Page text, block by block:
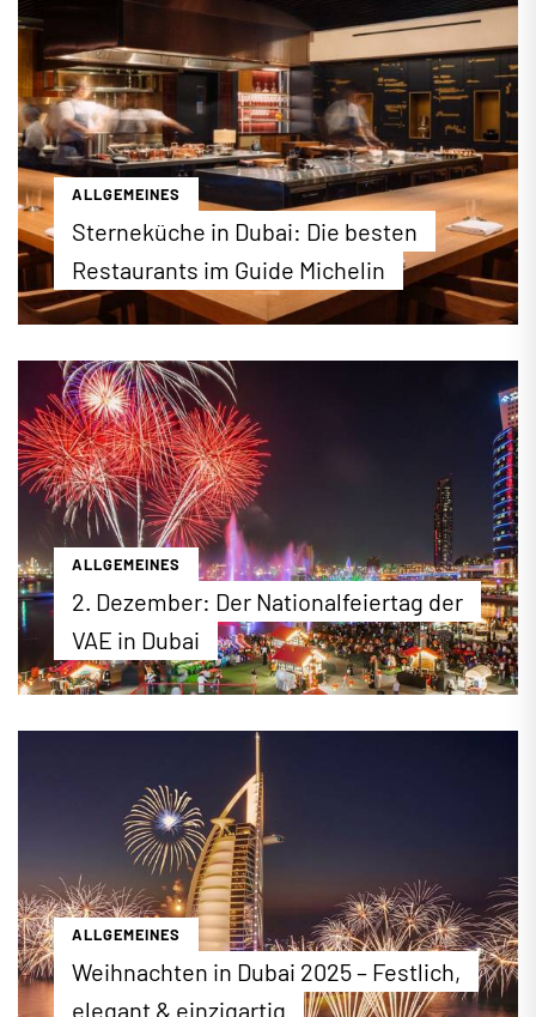
den Emiraten als höchster Feiertag und wird vier
Tage lang gefeiert. Wir stellen die Hintergründe
und Feierlichkeiten des religiösen Festes vor.
...mehr erfahren
ALLGEMEINES
Sterneküche in Dubai: Die besten
Restaurants im Guide Michelin
Eine Stadt, die nie aufhört zu überraschen: Dubai
und die Bestenliste des Guide Michelin in Dubai
beweist es eindrucksvoll. Erstmals tragen gleich
zwei Restaurants die begehrten drei Sterne. Die
komplette Bestenliste finden Sie auf dubai.de.
...mehr erfahren
ALLGEMEINES
2. Dezember: Der Nationalfeiertag der
VAE in Dubai
Der 2. Dezember ist der Nationalfeiertag in den
Tag im Jahr 1971 begründeten die Emirate Abu
Dhabi, Dubai, Sharjah, Fujairah, Umm Al Quwain und
Ajman einen gemeinsamen Staat. Wie jedes Jahr
finden im ganzen Land zahlreiche Feierlichkeiten
zu Ehren der Gründung der VAE statt. Wir stellen
die wichtigsten, öffentlichen Feste vor.
...mehr erfahren
ALLGEMEINES
Weihnachten in Dubai 2025 – Festlich,
elegant & einzigartig